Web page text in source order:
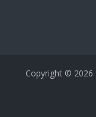
Copyright © 2026